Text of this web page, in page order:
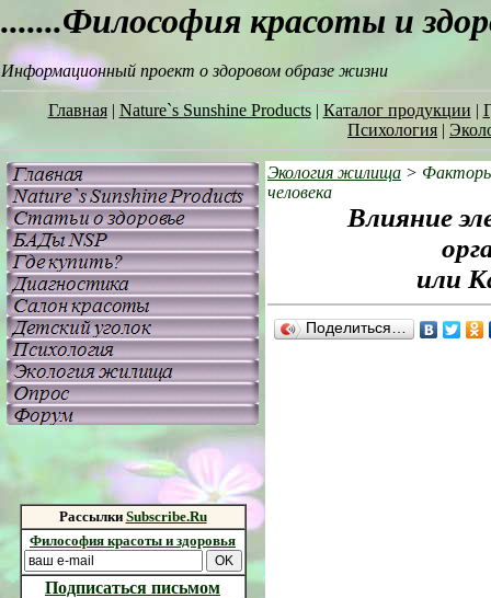
.......Философия красоты и
Информационный проект о здоровом образе жизни
Главная| Nature`s Sunshine Products| Каталог продукции |
Психология |
Рассылки Subscribe.Ru
Философия красоты и здоровья
Подписаться письмом
Экология жилища > Факторы
человека
Влияние
или
Поделиться…